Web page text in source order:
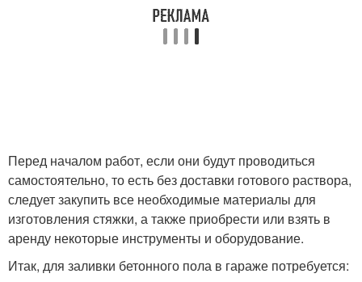
Перед началом работ, если они будут проводиться
самостоятельно, то есть без доставки готового раствора,
следует закупить все необходимые материалы для
изготовления стяжки, а также приобрести или взять в
аренду некоторые инструменты и оборудование.
Итак, для заливки бетонного пола в гараже потребуется: